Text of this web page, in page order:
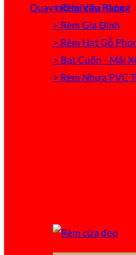
Quay trở lại cửa hàng
> Rèm Văn Phòng
> Rèm Gia Đình
> Rèm Hạt Gỗ
> Bạt Cuốn - Mái
> Rèm Nhựa PVC